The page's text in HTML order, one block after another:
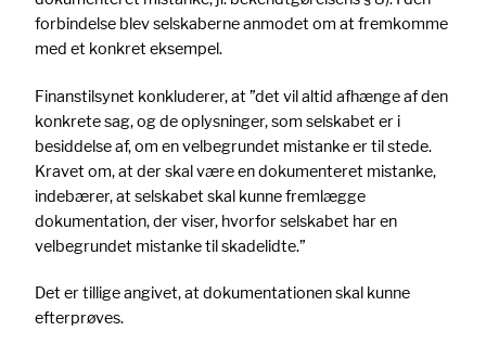
forbindelse blev selskaberne anmodet om at fremkomme
med et konkret eksempel.
Finanstilsynet konkluderer, at ”det vil altid afhænge af den
konkrete sag, og de oplysninger, som selskabet er i
besiddelse af, om en velbegrundet mistanke er til stede.
Kravet om, at der skal være en dokumenteret mistanke,
indebærer, at selskabet skal kunne fremlægge
dokumentation, der viser, hvorfor selskabet har en
velbegrundet mistanke til skadelidte.”
Det er tillige angivet, at dokumentationen skal kunne
efterprøves.